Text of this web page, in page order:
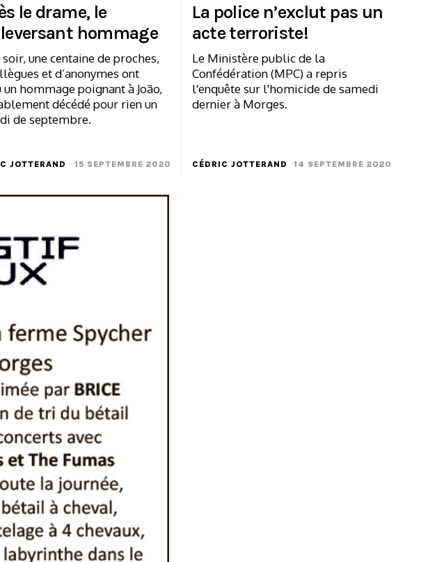
le drame, le
hommage
soir, une centaine de proches,
et d’anonymes ont
un hommage poignant à João,
décédé pour rien un
de septembre.
JOTTERAND 15 SEPTEMBRE 2020
La police n’exclut pas un
acte terroriste!
Le Ministère public de la
Confédération (MPC) a repris
l'enquête sur l'homicide de samedi
dernier à Morges.
CÉDRIC JOTTERAND 14 SEPTEMBRE 2020